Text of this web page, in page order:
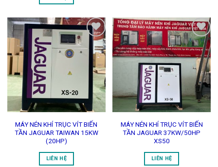
Add to
Wishlist
MÁY NÉN KHÍ TRỤC VÍT BIẾN
TẦN JAGUAR TAIWAN 15KW
(20HP)
LIÊN HỆ
Add to
Wishlist
MÁY NÉN KHÍ TRỤC VÍT BIẾN
TẦN JAGUAR 37KW/50HP
XS50